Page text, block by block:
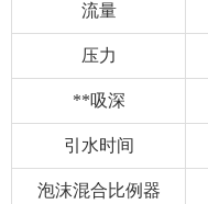
流量
压力
**吸深
引水时间
泡沫混合比例器